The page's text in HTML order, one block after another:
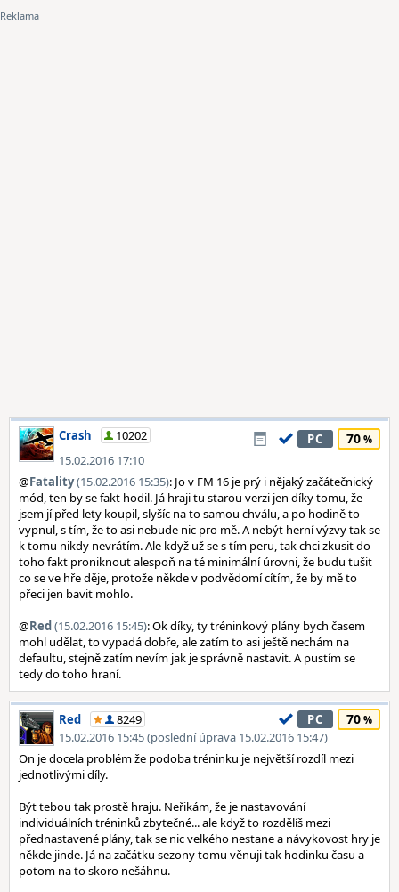
Crash
10202
15.02.2016 17:10
PC 70
@Fatality(15.02.2016 15:35): Jo v FM 16 je prý i nějaký začátečnický
mód, ten by se fakt hodil. Já hraji tu starou verzi jen díky tomu, že
jsem jí před lety koupil, slyšíc na to samou chválu, a po hodině to
vypnul, s tím, že to asi nebude nic pro mě. A nebýt herní výzvy tak se
k tomu nikdy nevrátím. Ale když už se s tím peru, tak chci zkusit do
toho fakt proniknout alespoň na té minimální úrovni, že budu tušit
co se ve hře děje, protože někde v podvědomí cítím, že by mě to
přeci jen bavit mohlo.
@Red(15.02.2016 15:45): Ok díky, ty tréninkový plány bych časem
mohl udělat, to vypadá dobře, ale zatím to asi ještě nechám na
defaultu, stejně zatím nevím jak je správně nastavit. A pustím se
tedy do toho hraní.
Red
8249
15.02.2016 15:45 (poslední úprava 15.02.2016 15:47)
PC 70
On je docela problém že podoba tréninku je největší rozdíl mezi
jednotlivými díly.
Být tebou tak prostě hraju. Neřikám, že je nastavování
individuálních tréninků zbytečné... ale když to rozdělíš mezi
přednastavené plány, tak se nic velkého nestane a návykovost hry je
někde jinde. Já na začátku sezony tomu věnuji tak hodinku času a
potom na to skoro nešáhnu.